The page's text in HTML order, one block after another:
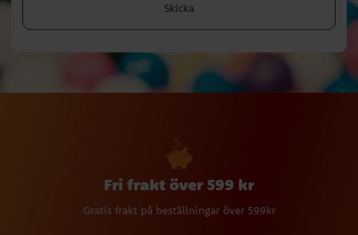
Skicka
Fri frakt över 599 kr
Gratis frakt på beställningar över 599kr